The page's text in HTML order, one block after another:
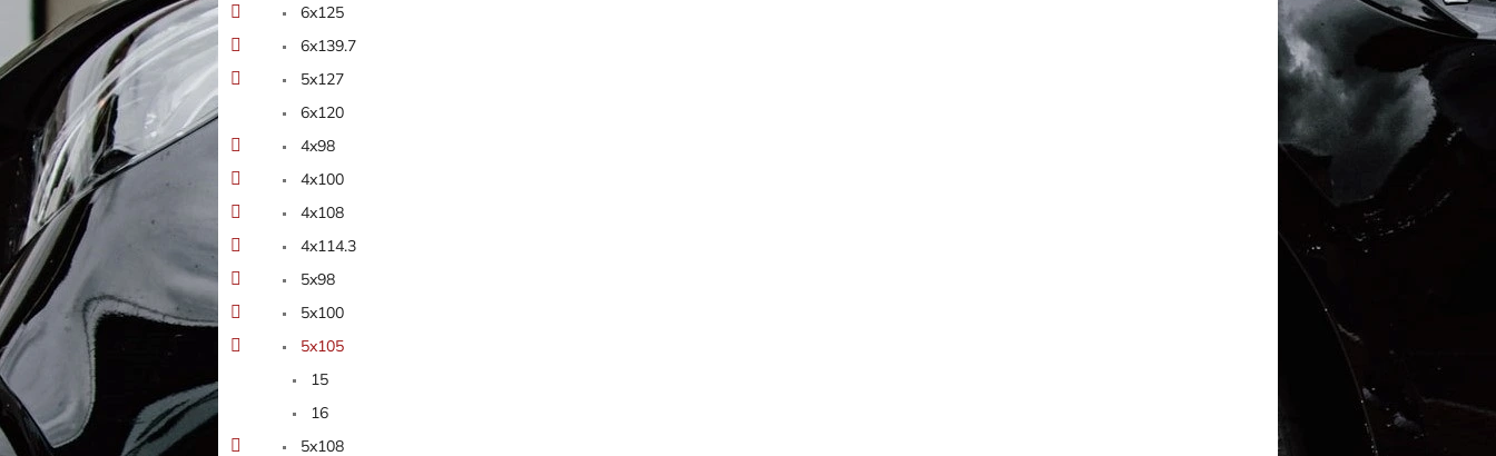
6x125
6x139.7
5x127
6x120
4x98
4x100
4x108
4x114.3
5x98
5x100
5x105
15
16
5x108